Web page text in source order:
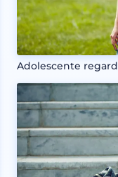
Adolescente